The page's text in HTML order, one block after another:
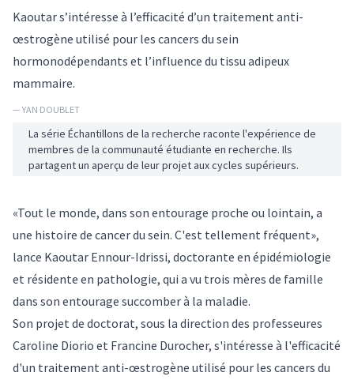
Kaoutar s’intéresse à l’efficacité d’un traitement anti-
œstrogène utilisé pour les cancers du sein
hormonodépendants et l’influence du tissu adipeux
mammaire.
— YAN DOUBLET
La série Échantillons de la recherche raconte l'expérience de
membres de la communauté étudiante en recherche. Ils
partagent un aperçu de leur projet aux cycles supérieurs.
«Tout le monde, dans son entourage proche ou lointain, a
une histoire de cancer du sein. C'est tellement fréquent»,
lance Kaoutar Ennour-Idrissi, doctorante en épidémiologie
et résidente en pathologie, qui a vu trois mères de famille
dans son entourage succomber à la maladie.
Son projet de doctorat, sous la direction des professeures
Caroline Diorio et Francine Durocher, s'intéresse à l'efficacité
d'un traitement anti-œstrogène utilisé pour les cancers du